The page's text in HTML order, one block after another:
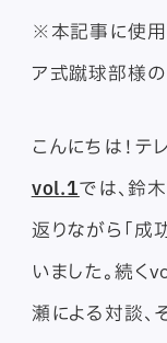
※本記事に使用
ア式蹴球部様の
こんにちは！テ
vol.1 では、鈴
返りながら「成
いました。続く
瀬による対談、